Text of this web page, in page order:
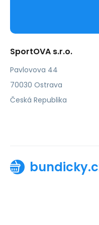
SportOVA s.r.o.
Pavlovova 44
70030 Ostrava
Česká Republika